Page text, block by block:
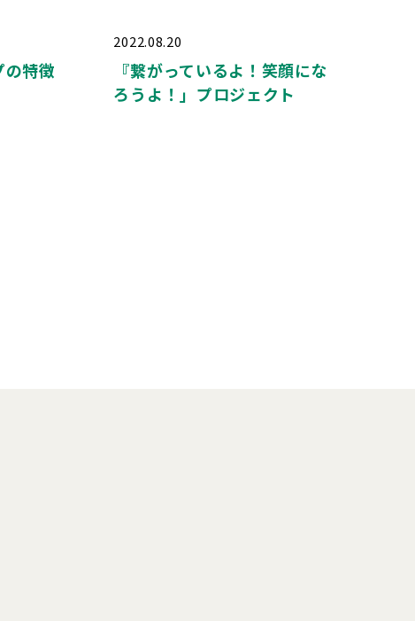
の特徴
2022.08.20
『繋がっているよ！笑顔にな
ろうよ！」プロジェクト